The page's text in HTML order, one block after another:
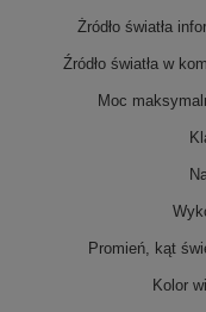
Żródło światła
Źródło światła w
Moc
Promień, kąt
Kolor